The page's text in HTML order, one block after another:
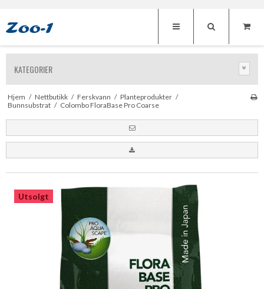
KATEGORIER
Hjem / Nettbutikk / Ferskvann / Planteprodukter /
Bunnsubstrat / Colombo FloraBase Pro Coarse
Utsolgt